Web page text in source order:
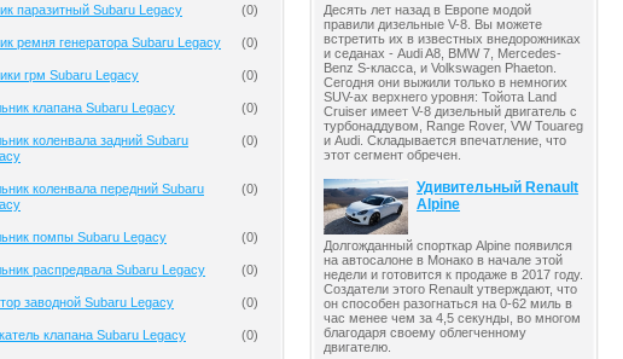
паразитный Subaru Legacy (0)
ремня генератора Subaru Legacy (0)
грм Subaru Legacy (0)
клапана Subaru Legacy (0)
коленвала задний Subaru
(0)
коленвала передний Subaru
(0)
помпы Subaru Legacy (0)
распредвала Subaru Legacy (0)
заводной Subaru Legacy (0)
клапана Subaru Legacy (0)
Десять лет назад в Европе модой
правили дизельные V-8. Вы можете
встретить их в известных внедорожниках
и седанах - Audi A8, BMW 7, Mercedes-
Benz S-класса, и Volkswagen Phaeton.
Сегодня они выжили только в немногих
SUV-ах верхнего уровня: Тойота Land
Cruiser имеет V-8 дизельный двигатель с
турбонаддувом, Range Rover, VW Touareg
и Audi. Складывается впечатление, что
этот сегмент обречен.
Удивительный Renault
Alpine
Долгожданный спорткар Alpine появился
на автосалоне в Монако в начале этой
недели и готовится к продаже в 2017 году.
Создатели этого Renault утверждают, что
он способен разогнаться на 0-62 миль в
час менее чем за 4,5 секунды, во многом
благодаря своему облегченному
двигателю.